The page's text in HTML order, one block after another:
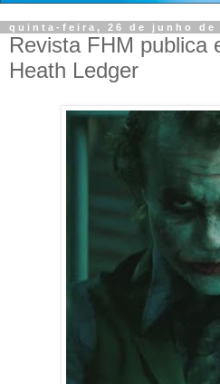
quinta-feira, 26 de junho de
Revista FHM publica
Heath Ledger